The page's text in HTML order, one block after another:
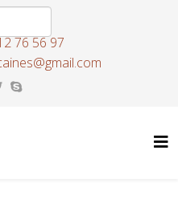
76 56 97